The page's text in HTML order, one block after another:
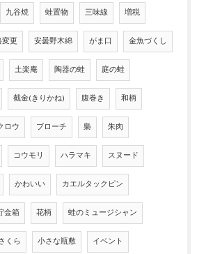
九谷焼 蛙置物 三味線 増税
更 安曇野木綿 がま口 金魚づくし
土楽庵 陶器の蛙 庭の蛙
截金(きりかね) 腹巻き 和柄
ロウ ブローチ 梟 朱肉
コウモリ ハラマキ スヌード
かわいい カエルタックピン
金箱 花柄 蛙のミュージシャン
くら 小さな瓶敷 イベント